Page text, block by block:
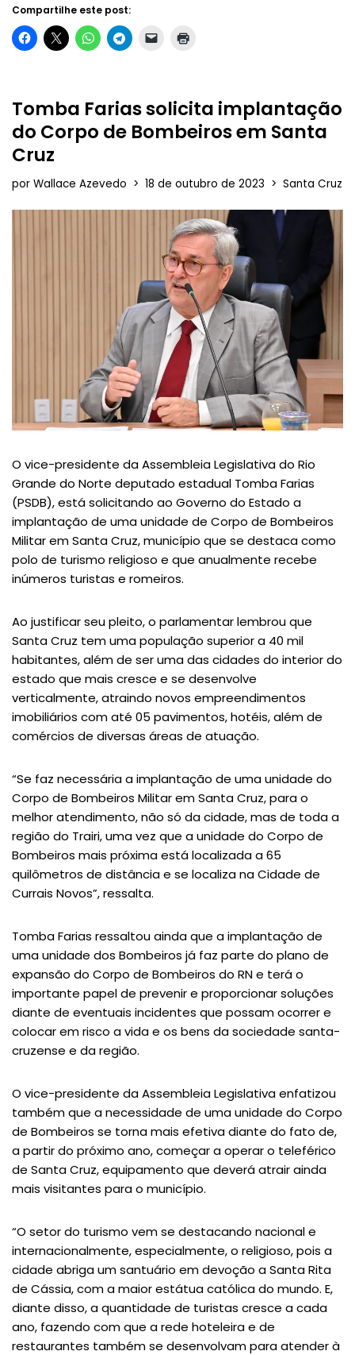
Compartilhe este post:
Tomba Farias solicita implantação
do Corpo de Bombeiros em Santa
Cruz
por Wallace Azevedo 18 de outubro de 2023 Santa Cruz
O vice-presidente da Assembleia Legislativa do Rio
Grande do Norte deputado estadual Tomba Farias
(PSDB), está solicitando ao Governo do Estado a
implantação de uma unidade de Corpo de Bombeiros
Militar em Santa Cruz, município que se destaca como
polo de turismo religioso e que anualmente recebe
inúmeros turistas e romeiros.
Ao justificar seu pleito, o parlamentar lembrou que
Santa Cruz tem uma população superior a 40 mil
habitantes, além de ser uma das cidades do interior do
estado que mais cresce e se desenvolve
verticalmente, atraindo novos empreendimentos
imobiliários com até 05 pavimentos, hotéis, além de
comércios de diversas áreas de atuação.
“Se faz necessária a implantação de uma unidade do
Corpo de Bombeiros Militar em Santa Cruz, para o
melhor atendimento, não só da cidade, mas de toda a
região do Trairi, uma vez que a unidade do Corpo de
Bombeiros mais próxima está localizada a 65
quilômetros de distância e se localiza na Cidade de
Currais Novos”, ressalta.
Tomba Farias ressaltou ainda que a implantação de
uma unidade dos Bombeiros já faz parte do plano de
expansão do Corpo de Bombeiros do RN e terá o
importante papel de prevenir e proporcionar soluções
diante de eventuais incidentes que possam ocorrer e
colocar em risco a vida e os bens da sociedade santa-
cruzense e da região.
O vice-presidente da Assembleia Legislativa enfatizou
também que a necessidade de uma unidade do Corpo
de Bombeiros se torna mais efetiva diante do fato de,
a partir do próximo ano, começar a operar o teleférico
de Santa Cruz, equipamento que deverá atrair ainda
mais visitantes para o município.
“O setor do turismo vem se destacando nacional e
internacionalmente, especialmente, o religioso, pois a
cidade abriga um santuário em devoção a Santa Rita
de Cássia, com a maior estátua católica do mundo. E,
diante disso, a quantidade de turistas cresce a cada
ano, fazendo com que a rede hoteleira e de
restaurantes também se desenvolvam para atender à